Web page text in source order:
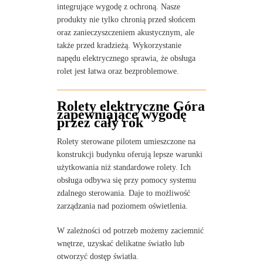
integrujące wygodę z ochroną. Nasze
produkty nie tylko chronią przed słońcem
oraz zanieczyszczeniem akustycznym, ale
także przed kradzieżą. Wykorzystanie
napędu elektrycznego sprawia, że obsługa
rolet jest łatwa oraz bezproblemowe.
Rolety elektryczne Góra
zapewniające wygodę
przez cały rok
Rolety sterowane pilotem umieszczone na
konstrukcji budynku oferują lepsze warunki
użytkowania niż standardowe rolety. Ich
obsługa odbywa się przy pomocy systemu
zdalnego sterowania. Daje to możliwość
zarządzania nad poziomem oświetlenia.
W zależności od potrzeb możemy zaciemnić
wnętrze, uzyskać delikatne światło lub
otworzyć dostęp światła.